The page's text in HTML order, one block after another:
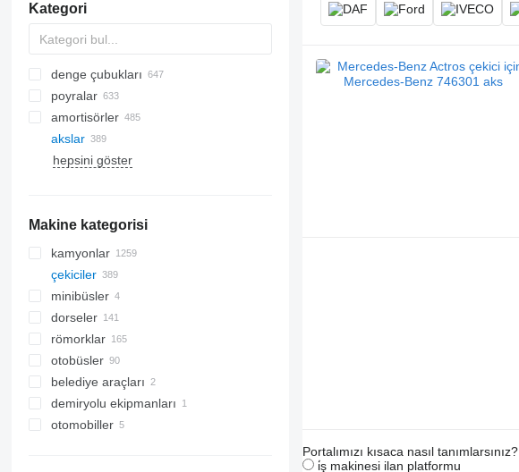
Kategori
denge çubukları
poyralar
amortisörler
akslar
hepsini göster
Makine kategorisi
kamyonlar
çekiciler
minibüsler
dorseler
römorklar
otobüsler
belediye araçları
yol süpürme araçları
yol süpürme araçları
demiryolu ekipmanları
otomobiller
Portalımızı kısaca nasıl tanımlarsınız?
i̇ş makinesi ilan platformu